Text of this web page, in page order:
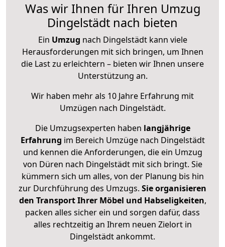
Was wir Ihnen für Ihren Umzug
Dingelstädt nach bieten
Ein Umzug nach Dingelstädt kann viele
Herausforderungen mit sich bringen, um Ihnen
die Last zu erleichtern – bieten wir Ihnen unsere
Unterstützung an.
Wir haben mehr als 10 Jahre Erfahrung mit
Umzügen nach Dingelstädt.
Die Umzugsexperten haben langjährige
Erfahrung im Bereich Umzüge nach Dingelstädt
und kennen die Anforderungen, die ein Umzug
von Düren nach Dingelstädt mit sich bringt. Sie
kümmern sich um alles, von der Planung bis hin
zur Durchführung des Umzugs. Sie organisieren
den Transport Ihrer Möbel und Habseligkeiten,
packen alles sicher ein und sorgen dafür, dass
alles rechtzeitig an Ihrem neuen Zielort in
Dingelstädt ankommt.